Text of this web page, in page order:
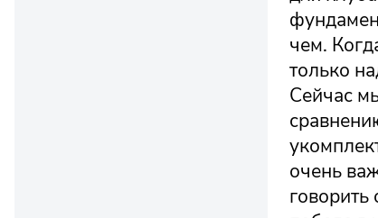
чем.
только
Сейчас
очень